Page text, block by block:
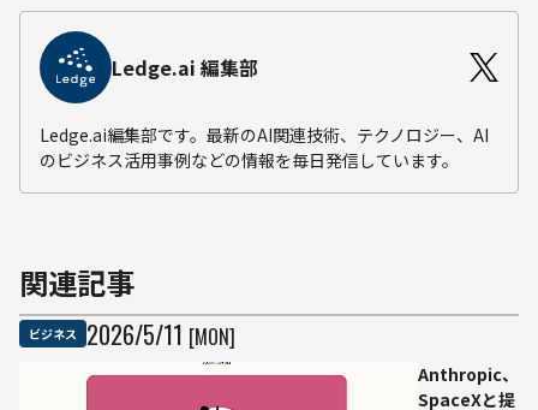
Ledge.ai 編集部
Ledge.ai編集部です。最新のAI関連技術、テクノロジー、AI
のビジネス活用事例などの情報を毎日発信しています。
関連記事
ビジネス 2026/5/11 [MON]
Anthropic、
SpaceXと提